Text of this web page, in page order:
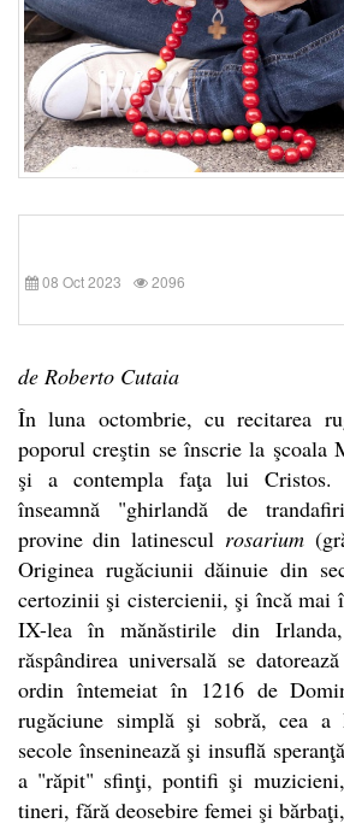
08 Oct 2023 2096
de Roberto Cutaia
În luna octombrie, cu recitarea
poporul creştin se înscrie la şcoala
şi a contempla faţa lui Cristos.
înseamnă "ghirlandă de
provine din latinescul rosarium
Originea rugăciunii dăinuie din
certozinii şi cistercienii, şi încă mai
IX-lea în mănăstirile din
răspândirea universală se
ordin întemeiat în 1216 de
rugăciune simplă şi sobră, cea a
secole înseninează şi insuflă
a "răpit" sfinţi, pontifi şi
tineri, fără deosebire femei şi